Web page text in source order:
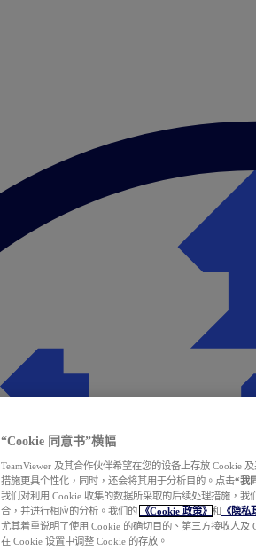
“Cookie 同意书”横幅
TeamViewer 及其合作伙伴希望在您的设备上存放 Cookie
措施更具个性化，同时，还会将其用于分析目的。点击“我
我们对利用 Cookie 收集的数据所采取的后续处理措施，
合，并进行相应的分析。我们的
《Cookie 政策》 和 《隐私
尤其着重说明了使用 Cookie 的确切目的、第三方接收人
在 Cookie 设置中调整 Cookie 的存放。